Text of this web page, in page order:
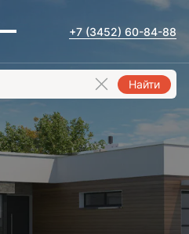
+7 (3452) 60-84-88
Найти